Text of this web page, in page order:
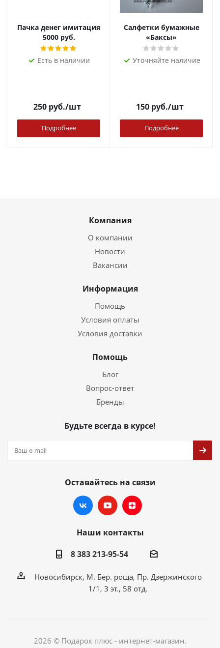
Пачка денег имитация
5000 руб.
Есть в наличии
250руб./шт
Подробнее
Салфетки бумажные
«Баксы»
Уточняйте наличие
150руб./шт
Подробнее
Компания
О компании
Новости
Вакансии
Информация
Помощь
Условия оплаты
Условия доставки
Помощь
Блог
Вопрос-ответ
Бренды
Будьте всегда в курсе!
Оставайтесь на связи
Наши контакты
8 383 213-95-54
Новосибирск, М. Бер. роща, Пр. Дзержинского
1/1, 3 эт., 58 отд.
2026 © Подарок плюс - интернет-магазин.